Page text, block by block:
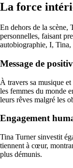
La force
En dehors de la scène,
personnelles, faisant
autobiographie, I, Tina,
Message de
À travers sa musique
les femmes du monde
leurs rêves malgré les
Engagement
Tina Turner sinvestit
tiennent à cœur,
plus démunis.